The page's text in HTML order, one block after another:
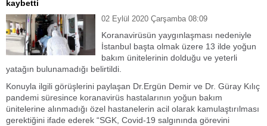
kaybetti
02 Eylül 2020 Çarşamba 08:09
Koranavirüsün yaygınlaşması nedeniyle
İstanbul başta olmak üzere 13 ilde yoğun
bakım ünitelerinin dolduğu ve yeterli
yatağın bulunamadığı belirtildi.
Konuyla ilgili görüşlerini paylaşan Dr.Ergün Demir ve Dr. Güray Kılıç
pandemi süresince koranavirüs hastalarının yoğun bakım
ünitelerine alınmadığı özel hastanelerin acil olarak kamulaştırılması
gerektiğini ifade ederek “SGK, Covid-19 salgınında görevini